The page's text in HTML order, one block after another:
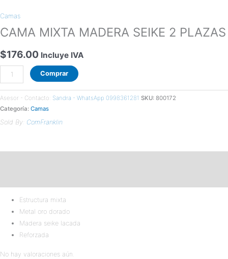
Camas
CAMA MIXTA MADERA SEIKE 2 PLAZAS
$176.00 Incluye IVA
MADERA
SEIKE
PLAZAS
cantidad
Comprar
Asesor - Contacto: Sandra - WhatsApp 0998361281 SKU: 800172
Categoría: Camas
Sold By: ComFranklin
Estructura mixta
Metal oro dorado
Madera seike lacada
Reforzada
No hay valoraciones aún.